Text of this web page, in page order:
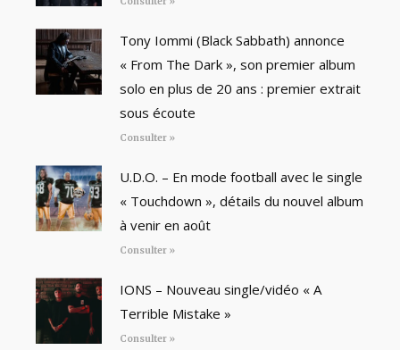
Tony Iommi (Black Sabbath) annonce
« From The Dark », son premier album
solo en plus de 20 ans : premier extrait
sous écoute
Consulter »
U.D.O. – En mode football avec le single
« Touchdown », détails du nouvel album
à venir en août
Consulter »
IONS – Nouveau single/vidéo « A
Terrible Mistake »
Consulter »